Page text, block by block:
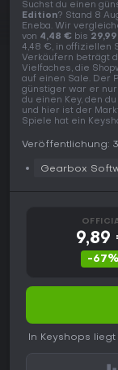
Suchst du einen
Edition? Stand 8
Eneba. Wir
von 4,48 € bis
4,48 €, in offiziellen
Verkäufern beträgt
Vielfaches, die
auf einen Sale. Der
günstiger war er nur
du einen Key, den
und hier ist der
Spiele hat ein
Veröffentlichung:
Gearbox
9,89
-67%
In Keyshops